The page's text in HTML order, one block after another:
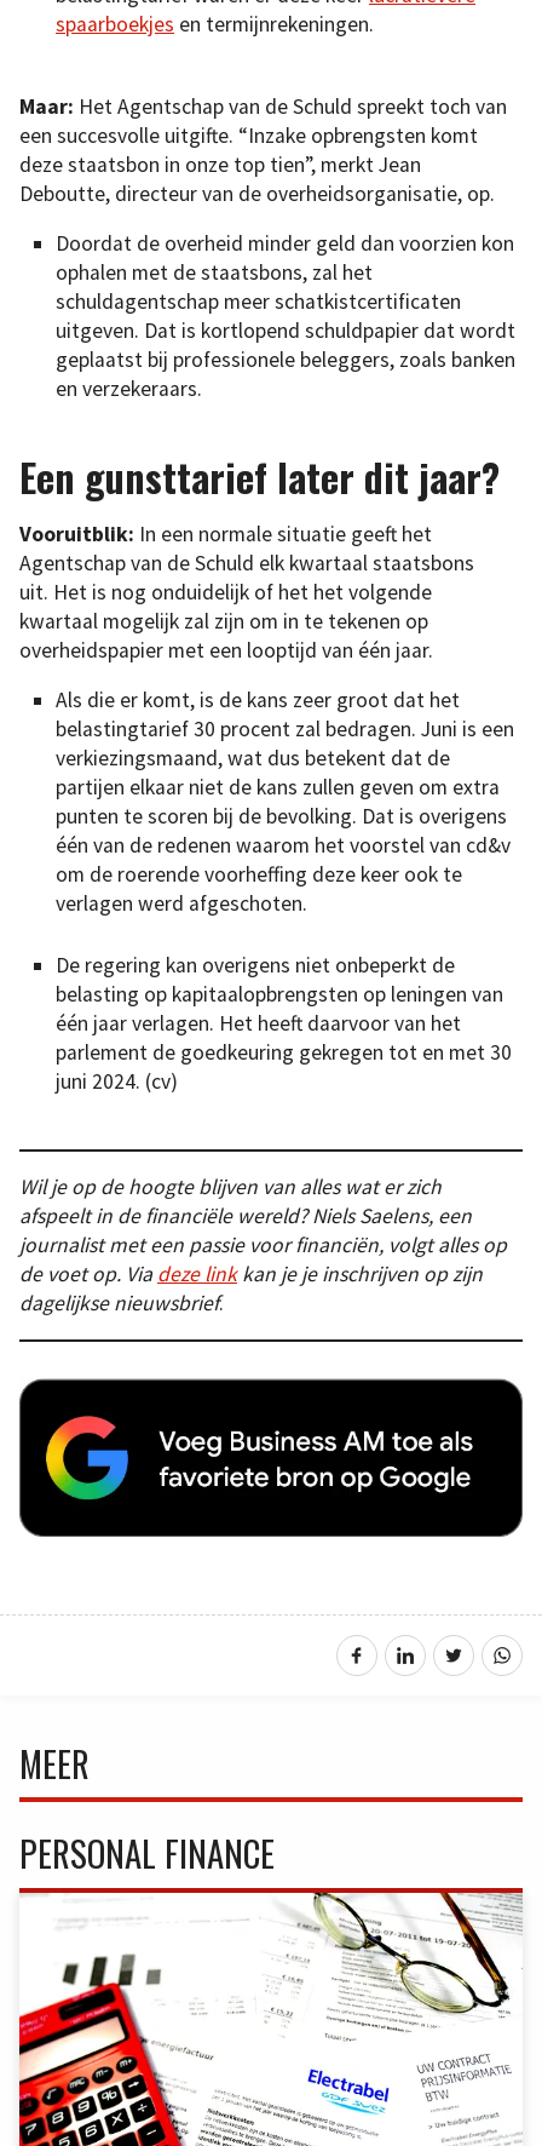
spaarboekjes en termijnrekeningen.
Maar: Het Agentschap van de Schuld spreekt toch van
een succesvolle uitgifte. “Inzake opbrengsten komt
deze staatsbon in onze top tien”, merkt Jean
Deboutte, directeur van de overheidsorganisatie, op.
Doordat de overheid minder geld dan voorzien kon
ophalen met de staatsbons, zal het
schuldagentschap meer schatkistcertificaten
uitgeven. Dat is kortlopend schuldpapier dat wordt
geplaatst bij professionele beleggers, zoals banken
en verzekeraars.
Een gunsttarief later dit jaar?
Vooruitblik: In een normale situatie geeft het
Agentschap van de Schuld elk kwartaal staatsbons
uit. Het is nog onduidelijk of het het volgende
kwartaal mogelijk zal zijn om in te tekenen op
overheidspapier met een looptijd van één jaar.
Als die er komt, is de kans zeer groot dat het
belastingtarief 30 procent zal bedragen. Juni is een
verkiezingsmaand, wat dus betekent dat de
partijen elkaar niet de kans zullen geven om extra
punten te scoren bij de bevolking. Dat is overigens
één van de redenen waarom het voorstel van cd&v
om de roerende voorheffing deze keer ook te
verlagen werd afgeschoten.
De regering kan overigens niet onbeperkt de
belasting op kapitaalopbrengsten op leningen van
één jaar verlagen. Het heeft daarvoor van het
parlement de goedkeuring gekregen tot en met 30
juni 2024. (cv)
Wil je op de hoogte blijven van alles wat er zich
afspeelt in de financiële wereld? Niels Saelens, een
journalist met een passie voor financiën, volgt alles op
de voet op. Via deze linkkan je je inschrijven op zijn
dagelijkse nieuwsbrief.
MEER
PERSONAL FINANCE